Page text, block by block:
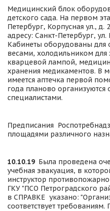
Медицинский блок
детского сада. На первом
Петербург, Корпусная ул.,
адресу: Санкт-Петербург,
Кабинеты оборудованы для
весами, холодильником
кварцевой лампой,
хранения медикаментов. В
имеется аптечка первой
года планово организуются
специалистами.
Предписания
площадями различного
10.10.19 Была проведена
учебная эвакуация, в
инструктор
ГКУ "ПСО Петроградского
в СПРАВКЕ  указано:
соответствует